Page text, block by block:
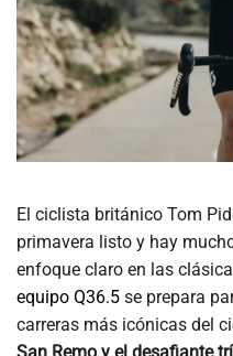
El ciclista británico Tom
primavera listo y hay
enfoque claro en las
equipo Q36.5 se prepara
carreras más icónicas del